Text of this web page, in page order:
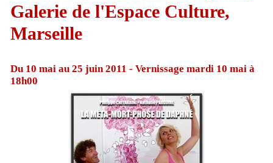
Galerie de l'Espace Culture,
Marseille
Du 10 mai au 25 juin 2011 - Vernissage mardi 10 mai à
18h00